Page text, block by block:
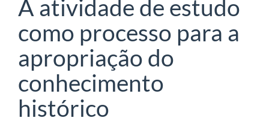
A atividade de estudo
como processo para a
apropriação do
conhecimento
histórico